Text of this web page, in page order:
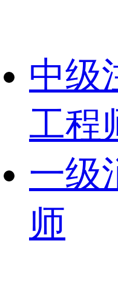
中级
工程
一级
师